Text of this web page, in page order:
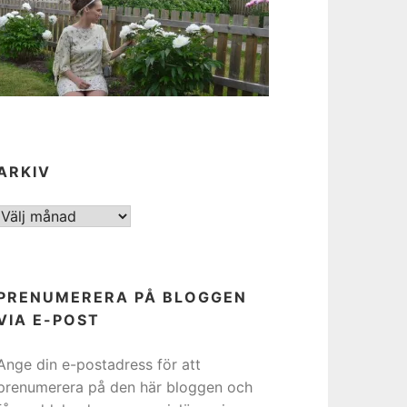
PÅ BLOGGEN
E-POST
din e-postadress för att
på den här bloggen och